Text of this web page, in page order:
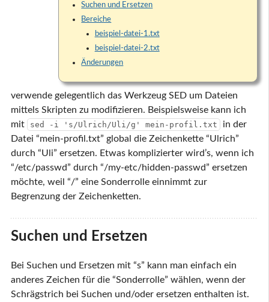
Suchen und Ersetzen
Bereiche
beispiel-datei-1.txt
beispiel-datei-2.txt
Änderungen
verwende gelegentlich das Werkzeug SED um Dateien
mittels Skripten zu modifizieren. Beispielsweise kann ich
mit
sed -i 's/Ulrich/Uli/g' mein-profil.txt
in der
Datei “mein-profil.txt” global die Zeichenkette “Ulrich”
durch “Uli” ersetzen. Etwas komplizierter wird’s, wenn ich
“/etc/passwd” durch “/my-etc/hidden-passwd” ersetzen
möchte, weil “/” eine Sonderrolle einnimmt zur
Begrenzung der Zeichenketten.
Suchen und Ersetzen
Bei Suchen und Ersetzen mit “s” kann man einfach ein
anderes Zeichen für die “Sonderrolle” wählen, wenn der
Schrägstrich bei Suchen und/oder ersetzen enthalten ist.